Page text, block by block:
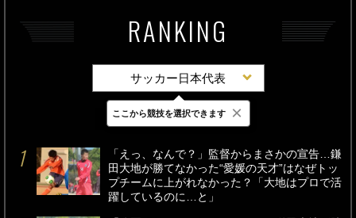
RANKING
サッカー日本代表
最新 24時間 週間
「えっ、なんで？」監督からまさかの宣告…鎌
田大地が勝てなかった“愛媛の天才”はなぜトッ
プチームに上がれなかった？「大地はプロで活
躍しているのに…と」
ここから競技を選択できます ×